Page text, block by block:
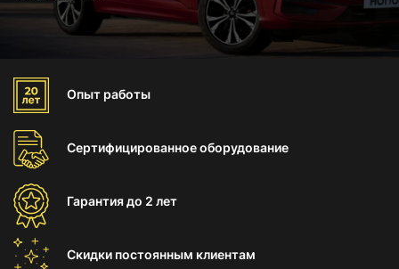
Опыт работы
Сертифицированноеоборудование
Гарантиядо 2 лет
Скидки постоянным клиентам